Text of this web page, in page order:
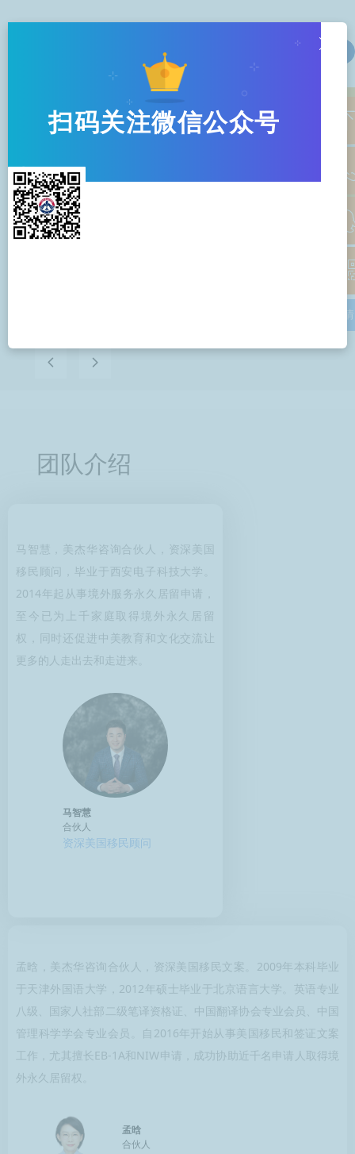
美国移民局将对全部EB1C
重要通知！葡萄
并对E签证申请
查看详情
넳 넲
查看更多
ꁲ
扫码关注微信公众号
孟晗，美杰华咨询合伙人，资深美国移民文案。2009年本科毕业
于天津外国语大学，2012年硕士毕业于北京语言大学。英语专业
八级、国家人社部二级笔译资格证、中国翻译协会专业会员、中国
管理科学学会专业会员。自2016年开始从事美国移民和签证文案
工作，尤其擅长EB-1A和NIW申请，成功协助近千名申请人取得境
外永久居留权。
孟晗
合伙人
团队介绍
马智慧，美杰华咨询合伙人，资深美国
移民顾问，毕业于西安电子科技大学。
2014年起从事境外服务永久居留申请，
至今已为上千家庭取得境外永久居留
资深美国移民顾问
马智慧，美杰华咨询合伙人，资深美国
移民顾问，毕业于西安电子科技大学。
2014年起从事境外服务永久居留申请，
至今已为上千家庭取得境外永久居留
权，同时还促进中美教育和文化交流让
更多的人走出去和走进来。
马智慧
合伙人
资深美国移民顾问
010-56341590
13041154222
7*24小时免费咨询热线